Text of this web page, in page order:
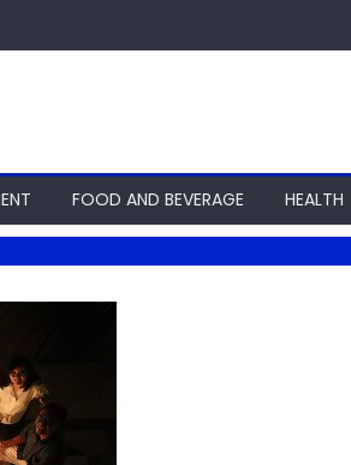
FOOD AND BEVERAGE HEALTH